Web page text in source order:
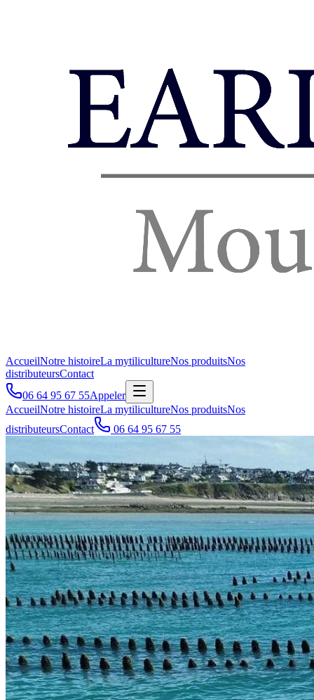
AccueilNotre histoireLa mytilicultureNos produitsNos
distributeursContact
06 64 95 67 55Appeler
AccueilNotre histoireLa mytilicultureNos produitsNos
distributeursContact 06 64 95 67 55